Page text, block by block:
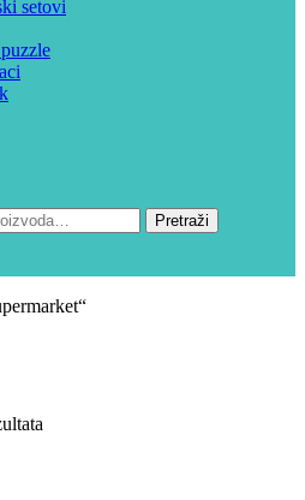
setovi
Pretraži